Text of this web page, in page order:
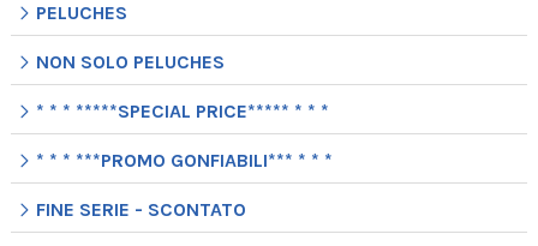
PELUCHES
NON SOLO PELUCHES
* * * *****SPECIAL PRICE***** * * *
* * * ***PROMO GONFIABILI*** * * *
FINE SERIE - SCONTATO